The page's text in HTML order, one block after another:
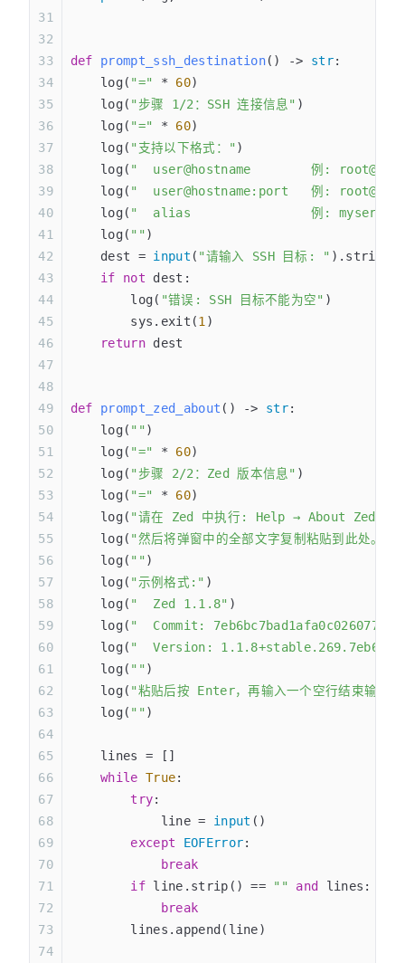
def prompt_ssh_destination() -> str:
    log(
"=" * 60)
    log(
"步骤 1/2：SSH 连接信息" )
    log(
"=" * 60)
    log(
"支持以下格式：" )
    log(
"  user@hostname        例:
    log(
"  user@hostname:port   例:
    log(
"  alias                例: myserver
    log(
"" )
    dest =
input ( "请输入 SSH 目标: " ).strip()
    if
not dest:
        log(
"错误: SSH 目标不能为空" )
        sys.exit(
1)
    return
dest
def prompt_zed_about () -> str:
    log(
"" )
    log(
"=" * 60)
    log(
"步骤 2/2：Zed 版本信息" )
    log(
"=" * 60)
    log(
"请在 Zed 中执行: Help → About Zed (
    log(
"然后将弹窗中的全部文字复制粘贴到此处。"
    log(
"" )
    log(
"示例格式:" )
    log(
"  Zed 1.1.8" )
    log(
"  Commit:
    log(
"  Version:
    log(
"" )
    log(
"粘贴后按 Enter，再输入一个空行结束输入:"
    log(
"" )
    lines = []
    while
True:
        try
:
            line =
input ()
        except
EOFError:
            break
        if
line.strip() == "" and
lines:
            break
        lines.append(line)